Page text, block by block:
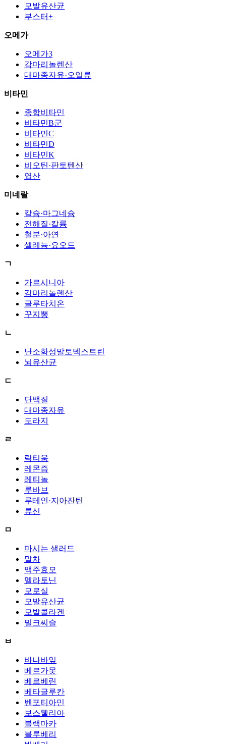
모발유산균
부스터+
오메가
오메가3
감마리놀렌산
대마종자유·오일류
비타민
종합비타민
비타민B군
비타민C
비타민D
비타민K
비오틴·판토텐산
엽산
미네랄
칼슘·마그네슘
전해질·칼륨
철분·아연
셀레늄·요오드
ㄱ
가르시니아
감마리놀렌산
글루타치온
꾸지뽕
ㄴ
난소화성말토덱스트린
뇌유산균
ㄷ
단백질
대마종자유
도라지
ㄹ
락티움
레몬즙
레티놀
루바브
루테인·지아잔틴
류신
ㅁ
마시는 샐러드
말차
맥주효모
멜라토닌
모로실
모발유산균
모발콜라겐
밀크씨슬
ㅂ
바나바잎
베르가못
베르베린
베타글루칸
벤포티아민
보스웰리아
블랙마카
블루베리